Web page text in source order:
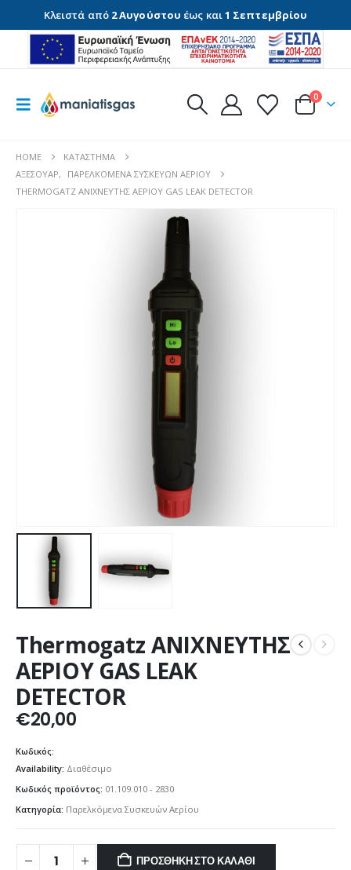
Κλειστά από 2 Αυγούστου έως και1 Σεπτεμβρίου
0
HOME
ΚΑΤΆΣΤΗΜΑ
ΑΞΕΣΟΥΆΡ,
ΠΑΡΕΛΚΌΜΕΝΑ ΣΥΣΚΕΥΏΝ ΑΕΡΊΟΥ
THERMOGATZ ΑΝΙΧΝΕΥΤΗΣ ΑΕΡΙΟΥ GAS LEAK DETECTOR
Thermogatz ΑΝΙΧΝΕΥΤΗΣ
ΑΕΡΙΟΥ GAS LEAK
DETECTOR
€20,00
Κωδικός:
Availability: Διαθέσιμο
Κωδικός προϊόντος: 01.109.010 - 2830
Κατηγορία: Παρελκόμενα Συσκευών Αερίου
ΠΡΟΣΘΉΚΗ ΣΤΟ ΚΑΛΆΘΙ